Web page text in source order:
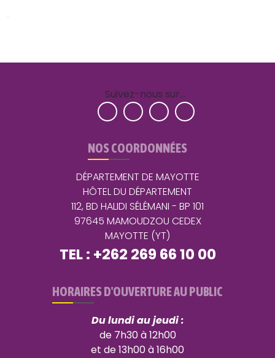
Suivez-nous sur…
NOS COORDONNÉES
DÉPARTEMENT DE MAYOTTE
HÔTEL DU DÉPARTEMENT
112, BD HALIDI SÉLÉMANI - BP 101
97645 MAMOUDZOU CEDEX
MAYOTTE (YT)
TEL : +262 269 66 10 00
HORAIRES D'OUVERTURE AU PUBLIC
Du lundi au jeudi :
de 7h30 à 12h00
et de 13h00 à 16h00